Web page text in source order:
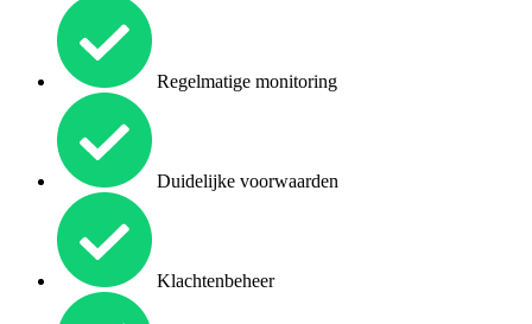
Regelmatige monitoring
Duidelijke voorwaarden
Klachtenbeheer